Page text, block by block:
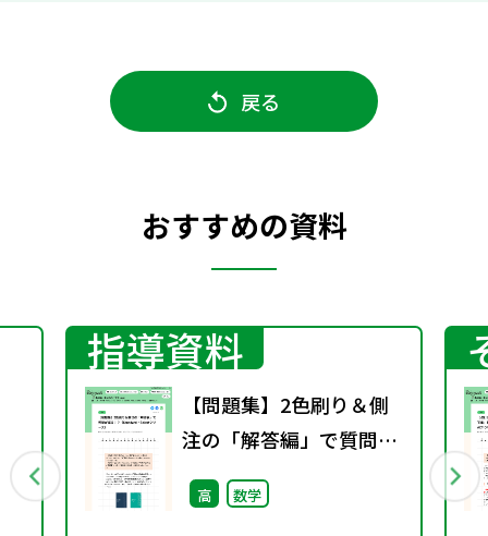
戻る
おすすめの資料
指導資料
【問題集】2色刷り＆側
注の「解答編」で質問が
減る！？（Standard・
Selectシリーズ）
高 数学